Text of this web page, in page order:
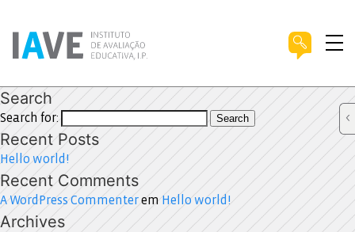
Search
Search for: Search
Recent Posts
Hello world!
Recent Comments
A WordPress Commenterem Hello world!
Archives